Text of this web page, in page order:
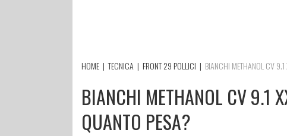
HOME |TECNICA | FRONT 29 POLLICI | BIANCHI METHANOL CV 9.1
BIANCHI METHANOL CV 9.1
QUANTO PESA?